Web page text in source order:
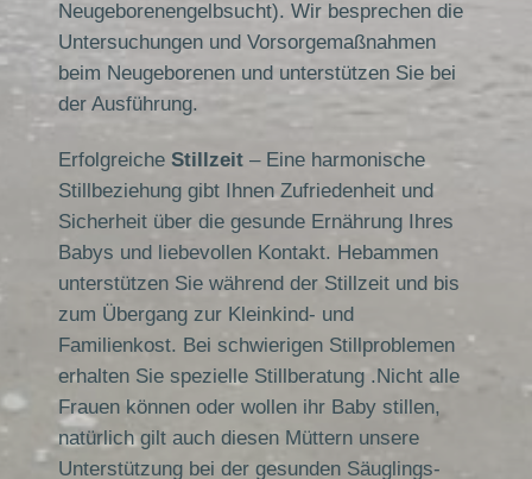
Neugeborenengelbsucht). Wir besprechen die
Untersuchungen und Vorsorgemaßnahmen
beim Neugeborenen und unterstützen Sie bei
der Ausführung.
Erfolgreiche Stillzeit– Eine harmonische
Stillbeziehung gibt Ihnen Zufriedenheit und
Sicherheit über die gesunde Ernährung Ihres
Babys und liebevollen Kontakt. Hebammen
unterstützen Sie während der Stillzeit und bis
zum Übergang zur Kleinkind- und
Familienkost. Bei schwierigen Stillproblemen
erhalten Sie spezielle Stillberatung .Nicht alle
Frauen können oder wollen ihr Baby stillen,
natürlich gilt auch diesen Müttern unsere
Unterstützung bei der gesunden Säuglings-